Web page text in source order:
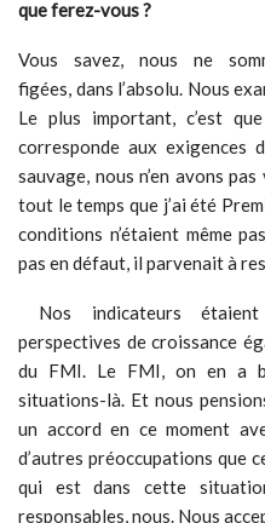
que ferez-vous ?
Vous savez, nous ne
figées, dans l’absolu. Nous
Le plus important, c’est
corresponde aux exigences
sauvage, nous n’en avons
tout le temps que j’ai été
conditions n’étaient même
pas en défaut, il parvenait à
Nos indicateurs
perspectives de croissance
du FMI. Le FMI, on en a
situations-là. Et nous
un accord en ce moment
d’autres préoccupations que
qui est dans cette
responsables, nous. Nous